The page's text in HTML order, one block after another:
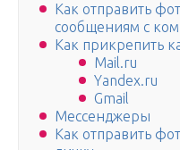
Как отправить
сообщениям с
Как прикрепить
Mail.ru
Yandex.ru
Gmail
Мессенджеры
Как отправить